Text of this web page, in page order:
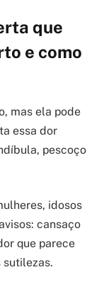
que
e como
mas ela pode
essa dor
pescoço
idosos
cansaço
que parece
sutilezas.